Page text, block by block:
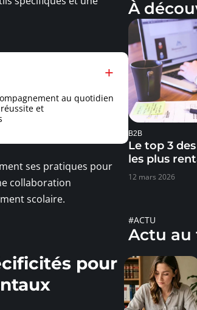
au quotidien
et
ses pratiques pour
collaboration
scolaire.
pour
À
B2B
Le top 3
les plus
12 mars 2026
#ACTU
Actu au